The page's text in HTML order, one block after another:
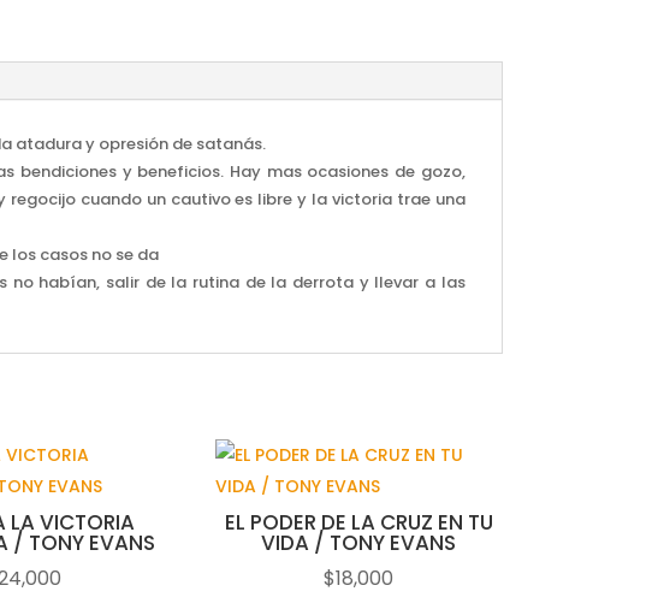
atadura y opresión de satanás.
bendiciones y beneficios. Hay mas ocasiones de gozo,
regocijo cuando un cautivo es libre y la victoria trae una
los casos no se da
no habían, salir de la rutina de la derrota y llevar a las
LA VICTORIA
/ TONY EVANS
EL PODER DE LA CRUZ EN TU
VIDA / TONY EVANS
$18,000